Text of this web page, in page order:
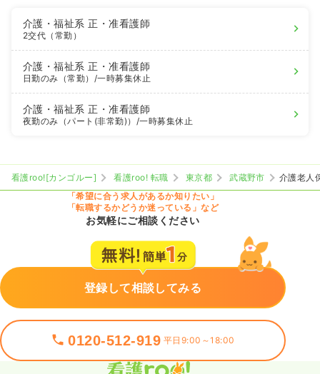
介護・福祉系正・准看護師
2交代（常勤）
介護・福祉系正・准看護師
日勤のみ（常勤） /一時募集休止
介護・福祉系正・准看護師
夜勤のみ（パート(非常勤)） /一時募集休止
看護roo![カンゴルー] 看護roo! 転職 東京都 武蔵野市
介護老人
「希望に合う求人があるか知りたい」
「転職するかどうか迷っている」など
お気軽にご相談ください
登録して相談してみる
0120-512-919 平日9:00～18:00